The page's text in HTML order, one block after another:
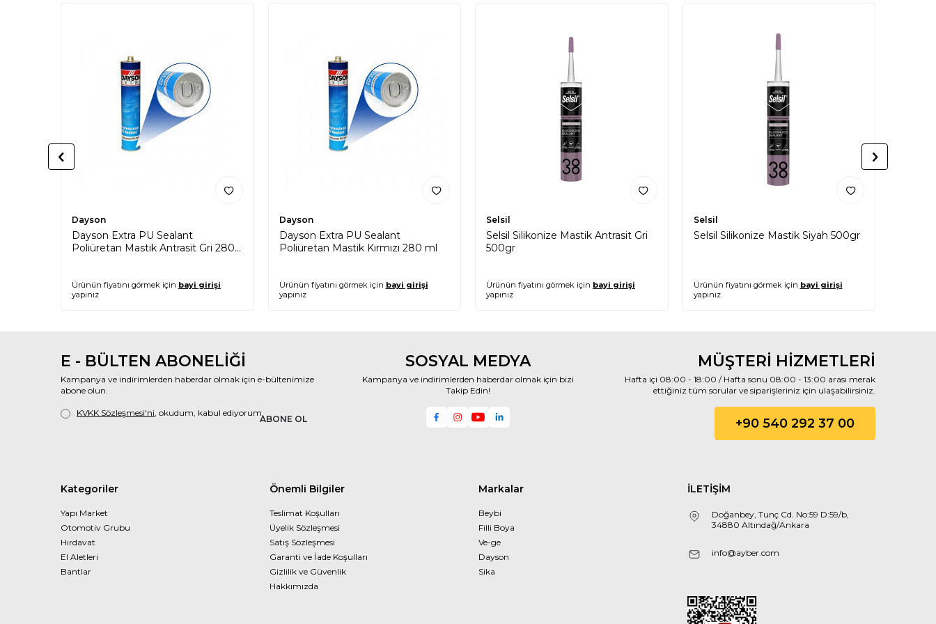
Dayson
Dayson Extra PU Sealant
Poliüretan Mastik Antrasit Gri 280
Ürünün fiyatını görmek için bayi girişi
yapınız
Dayson
Dayson Extra PU Sealant
Poliüretan Mastik Kırmızı 280 ml
Ürünün fiyatını görmek için bayi girişi
yapınız
Selsil
Selsil Silikonize Mastik Antrasit Gri
500gr
Ürünün fiyatını görmek için bayi girişi
yapınız
Selsil
Selsil Silikonize Mastik Siyah 500gr
Ürünün fiyatını görmek için bayi girişi
yapınız
E - BÜLTEN ABONELİĞİ
Kampanya ve indirimlerden haberdar olmak için e-bültenimize
abone olun.
ABONE OL
KVKK Sözleşmesi'ni, okudum, kabul ediyorum.
SOSYAL MEDYA
Kampanya ve indirimlerden haberdar olmak için bizi
Takip Edin!
MÜŞTERİ HİZMETLERİ
Hafta içi 08:00 - 18:00 / Hafta sonu 08:00 - 13:00 arası merak
ettiğiniz tüm sorular ve siparişleriniz için ulaşabilirsiniz.
+90 540 292 37 00
Kategoriler
Yapı Market
Otomotiv Grubu
Hırdavat
El Aletleri
Bantlar
Önemli Bilgiler
Teslimat Koşulları
Üyelik Sözleşmesi
Satış Sözleşmesi
Garanti ve İade Koşulları
Gizlilik ve Güvenlik
Hakkımızda
Markalar
Beybi
Filli Boya
Ve-ge
Dayson
Sika
İLETİŞİM
Doğanbey, Tunç Cd. No:59 D:59/b,
34880 Altındağ/Ankara
info@ayber.com